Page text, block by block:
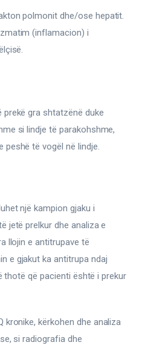
polmonit dhe/ose hepatit.
(inflamacion) i
prekë gra shtatzënë duke
si lindje të parakohshme,
të vogël në lindje.
një kampion gjaku i
jetë prelkur dhe analiza e
llojin e antitrupave të
e gjakut ka antitrupa ndaj
thotë që pacienti është i prekur
kronike, kërkohen dhe analiza
si radiografia dhe